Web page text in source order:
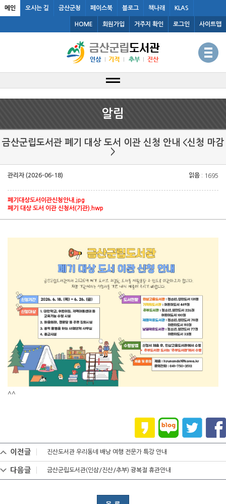
메인 오시는 길 금산군청 페이스북 블로그 책나래 KLAS
HOME 회원가입 거주지 확인 로그인 사이트맵
알림
금산군립도서관 폐기 대상 도서 이관 신청 안내 <신청 마감
>
관리자 (2026-06-18) 읽음 : 1695
폐기대상도서이관신청안내.jpg
폐기 대상 도서 이관 신청서(기관).hwp
^^
이전글 진산도서관 우리동네 배낭 여행 전문가 특강 안내
다음글 금산군립도서관(인삼/진산/추부) 광복절 휴관안내